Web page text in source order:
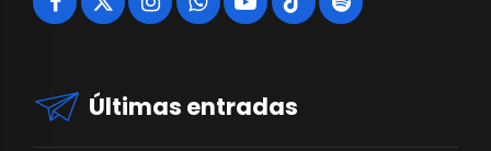
Últimas entradas